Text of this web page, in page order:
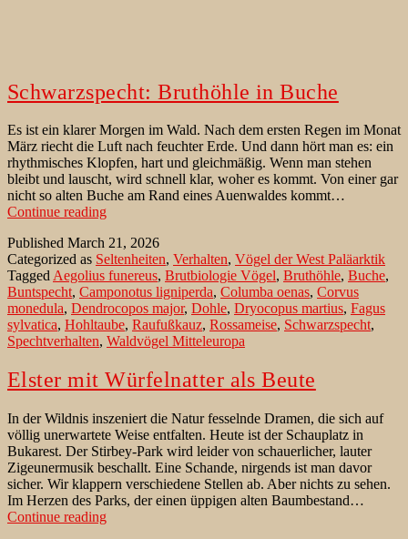
Schwarzspecht: Bruthöhle in Buche
Es ist ein klarer Morgen im Wald. Nach dem ersten Regen im Monat
März riecht die Luft nach feuchter Erde. Und dann hört man es: ein
rhythmisches Klopfen, hart und gleichmäßig. Wenn man stehen
bleibt und lauscht, wird schnell klar, woher es kommt. Von einer gar
nicht so alten Buche am Rand eines Auenwaldes kommt…
Continue readingSchwarzspecht:
in
Buche
Published March 21, 2026
Categorized as Seltenheiten, Verhalten, Vögel der West Paläarktik
TaggedAegolius funereus, Brutbiologie Vögel, Bruthöhle, Buche,
Buntspecht, Camponotus ligniperda, Columba oenas, Corvus
monedula, Dendrocopos major, Dohle, Dryocopus martius, Fagus
sylvatica, Hohltaube, Raufußkauz, Rossameise, Schwarzspecht,
Spechtverhalten, Waldvögel Mitteleuropa
Elster mit Würfelnatter als Beute
In der Wildnis inszeniert die Natur fesselnde Dramen, die sich auf
völlig unerwartete Weise entfalten. Heute ist der Schauplatz in
Bukarest. Der Stirbey-Park wird leider von schauerlicher, lauter
Zigeunermusik beschallt. Eine Schande, nirgends ist man davor
sicher. Wir klappern verschiedene Stellen ab. Aber nichts zu sehen.
Im Herzen des Parks, der einen üppigen alten Baumbestand…
Continue readingElster